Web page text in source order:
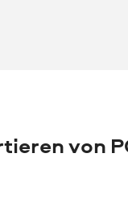
von